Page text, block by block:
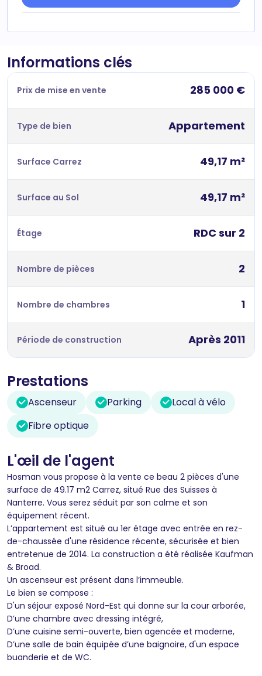
Informations clés
Prix de mise en vente 285 000 €
Type de bien Appartement
Surface Carrez 49,17 m²
Surface au Sol 49,17 m²
Étage RDC sur 2
Nombre de pièces 2
Nombre de chambres 1
Période de construction Après 2011
Prestations
Ascenseur Parking
Local à vélo
Fibre optique
L'œil de l'agent
Hosman vous propose à la vente ce beau 2 pièces d'une
surface de 49.17 m2 Carrez, situé Rue des Suisses à
Nanterre. Vous serez séduit par son calme et son
équipement récent.
L’appartement est situé au 1er étage avec entrée en rez-
de-chaussée d'une résidence récente, sécurisée et bien
entretenue de 2014. La construction a été réalisée Kaufman
& Broad.
Un ascenseur est présent dans l’immeuble.
Le bien se compose :
D'un séjour exposé Nord-Est qui donne sur la cour arborée,
D’une chambre avec dressing intégré,
D’une cuisine semi-ouverte, bien agencée et moderne,
D’une salle de bain équipée d’une baignoire, d'un espace
buanderie et de WC.